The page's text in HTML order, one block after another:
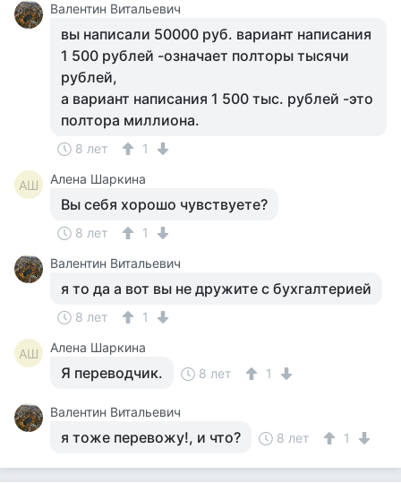
Валентин Витальевич
вы написали 50000 руб. вариант написания
1 500 рублей -означает полторы тысячи
рублей,
а вариант написания 1 500 тыс. рублей -это
полтора миллиона.
8 лет 1
АШ Алена Шаркина
Вы себя хорошо чувствуете?
8 лет
1
Валентин Витальевич
я то да а вот вы не дружите с бухгалтерией
8 лет 1
АШ Алена Шаркина
Я переводчик. 8 лет 1
Валентин Витальевич
я тоже перевожу!, и что? 8 лет 1